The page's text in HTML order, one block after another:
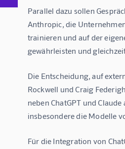
Parallel dazu sollen
Anthropic, die
trainieren und auf der
gewährleisten und
Die Entscheidung, auf
Rockwell und Craig
neben ChatGPT und
insbesondere die Modelle
Für die Integration von